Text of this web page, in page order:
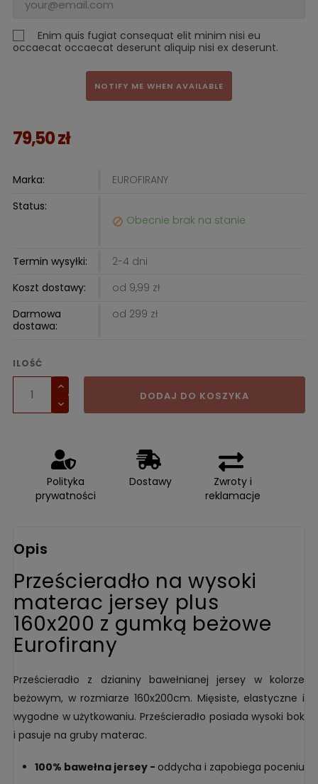
Enim quis fugiat consequat elit minim nisi eu
occaecat occaecat deserunt aliquip nisi ex deserunt.
NOTIFY ME WHEN AVAILABLE
79,50 zł
Marka:
EUROFIRANY
Status:
 Obecnie brak na stanie
Termin wysyłki:
2-4 dni
Koszt dostawy:
od 9,99 zł
Darmowa
dostawa:
od 299 zł
ILOŚĆ
DODAJ DO KOSZYKA
Polityka
prywatności
Dostawy
Zwroty i
reklamacje
Opis
Prześcieradło na wysoki
materac jersey plus
160x200 z gumką beżowe
Eurofirany
Prześcieradło z dzianiny bawełnianej jersey w kolorze
beżowym, w rozmiarze 160x200cm. Mięsiste, elastyczne i
wygodne w użytkowaniu. Prześcieradło posiada wysoki bok
i pasuje na gruby materac.
100% bawełna jersey - oddycha i zapobiega poceniu